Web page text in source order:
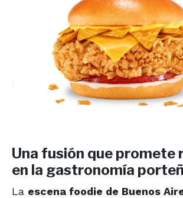
Una fusión que promete
en la gastronomía
La escena foodie de Buenos